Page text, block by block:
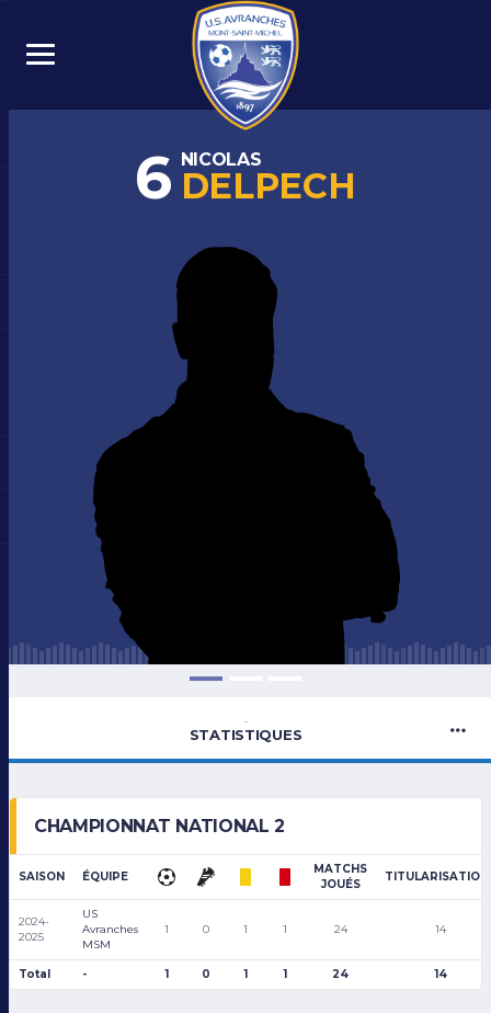
6 NICOLAS
DELPECH
-
STATISTIQUES
CHAMPIONNAT NATIONAL 2
SAISON ÉQUIPE
MATCHS
JOUÉS
2024-
2025
US
Avranches
MSM
1 0 1 1 24 14
Total - 1 0 1 1 24 14